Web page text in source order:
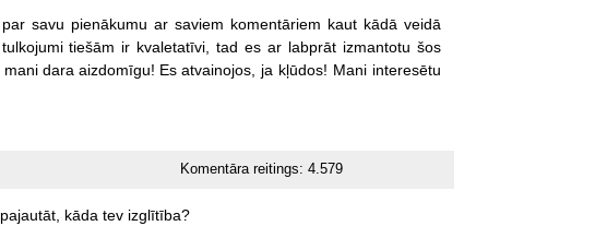
par savu pienākumu ar saviem komentāriem kaut kādā veidā
tulkojumi tiešām ir kvaletatīvi, tad es ar labprāt izmantotu šos
mani dara aizdomīgu! Es atvainojos, ja kļūdos! Mani interesētu
Komentāra reitings:4.579
pajautāt, kāda tev izglītība?